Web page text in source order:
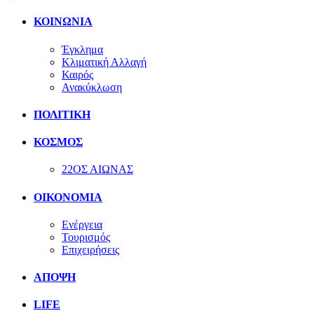
ΚΟΙΝΩΝΙΑ
Έγκλημα
Κλιματική Αλλαγή
Καιρός
Ανακύκλωση
ΠΟΛΙΤΙΚΗ
ΚΟΣΜΟΣ
22ΟΣ ΑΙΩΝΑΣ
ΟΙΚΟΝΟΜΙΑ
Ενέργεια
Τουρισμός
Επιχειρήσεις
ΑΠΟΨΗ
LIFE